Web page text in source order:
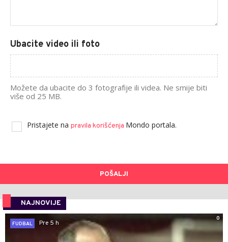
Ubacite video ili foto
Možete da ubacite do 3 fotografije ili videa. Ne smije biti
više od 25 MB.
Pristajete na pravila korišćenja Mondo portala.
POŠALJI
NAJNOVIJE
0
FUDBAL
Pre 5 h